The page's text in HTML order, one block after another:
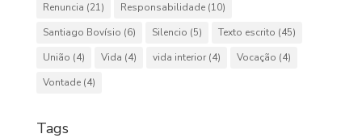
Renuncia (21) Responsabilidade(10)
Santiago Bovísio (6) Silencio (5) Texto escrito (45)
União (4) Vida (4) vida interior(4) Vocação (4)
Vontade(4)
Tags